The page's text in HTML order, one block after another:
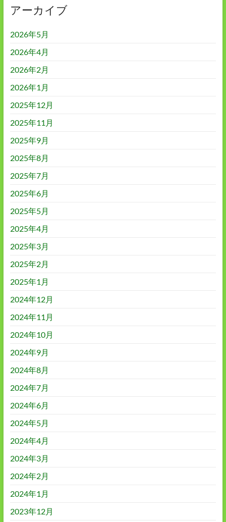
アーカイブ
2026年5月
2026年4月
2026年2月
2026年1月
2025年12月
2025年11月
2025年9月
2025年8月
2025年7月
2025年6月
2025年5月
2025年4月
2025年3月
2025年2月
2025年1月
2024年12月
2024年11月
2024年10月
2024年9月
2024年8月
2024年7月
2024年6月
2024年5月
2024年4月
2024年3月
2024年2月
2024年1月
2023年12月